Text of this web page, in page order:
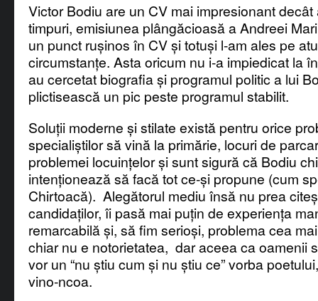
Victor Bodiu are un CV mai impresionant
timpuri, emisiunea plângăcioasă a Andreei
un punct rușinos în CV și totuși l-am ales pe
circumstanțe. Asta oricum nu i-a impiedicat la
au cercetat biografia și programul politic a lui
plictisească un pic peste programul stabilit.
Soluții moderne și stilate există pentru orice
specialiștilor să vină la primărie, locuri de
problemei locuințelor și sunt sigură că Bodiu
intenționează să facă tot ce-și propune (cum
Chirtoacă). Alegătorul mediu însă nu prea
candidaților, îi pasă mai puțin de experiența
remarcabilă și, să fim serioși, problema cea
chiar nu e notorietatea, dar aceea ca oamenii
vor un “nu știu cum și nu știu ce” vorba
vino-ncoa.